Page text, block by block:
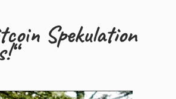
Spekulation